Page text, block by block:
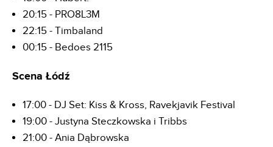
20:15 - PRO8L3M
22:15 - Timbaland
00:15 - Bedoes 2115
Scena Łódź
17:00 - DJ Set: Kiss & Kross, Ravekjavik Festival
19:00 - Justyna Steczkowska i Tribbs
21:00 - Ania Dąbrowska